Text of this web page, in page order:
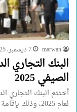
marwan 7 ديسمبر، 2025
البنك التجاري
الصيفي 2025
لعام 2025، وذلك بإقامة حفل ختام بحضور عدد كبير من خريجي…